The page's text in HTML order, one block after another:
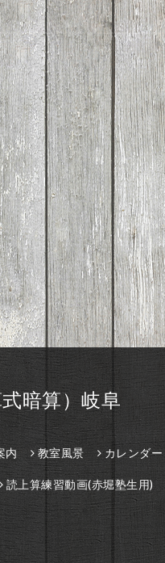
暗算）岐阜
内 教室風景 カレンダー
読上算練習動画(赤堀塾生用)